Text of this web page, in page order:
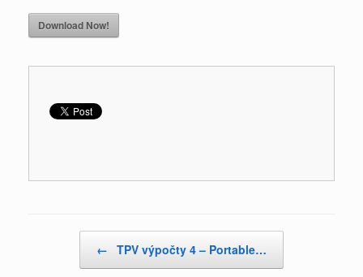
Download Now!
← TPV výpočty 4 – Portable…